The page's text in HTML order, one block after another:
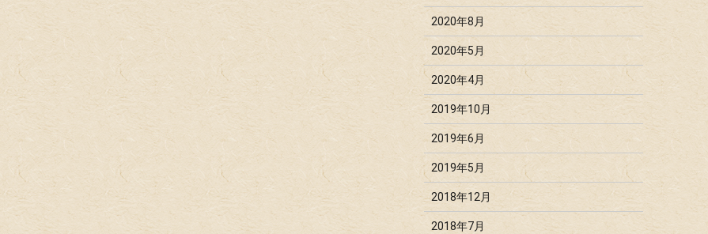
2020年8月
2020年5月
2020年4月
2019年10月
2019年6月
2019年5月
2018年12月
2018年7月